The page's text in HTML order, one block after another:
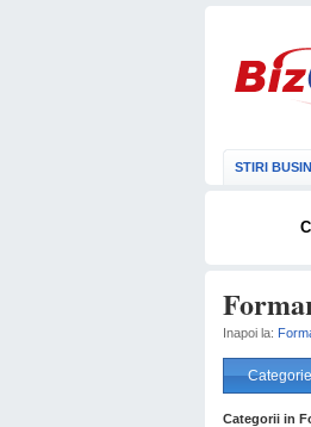
STIRI
Inapoi la:
Categorii in